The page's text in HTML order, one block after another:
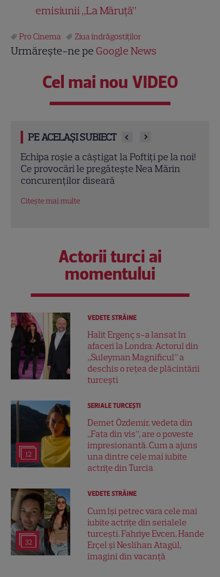
emisiunii „La Măruță”
Pro Cinema Ziua îndrăgostiţilor
Urmărește-ne pe Google News
Cel mai nou VIDEO
PE ACELAȘI SUBIECT
Echipa roșie a câștigat la Poftiți pe la noi!
Ce provocări le pregătește Nea Mărin
concurenților diseară
Citește mai multe
Actorii turci ai
momentului
VEDETE STRĂINE
Halit Ergenç s-a lansat în
afaceri la Londra: Actorul din
„Suleyman Magnificul” a
deschis o rețea de plăcintării
turcești
12
SERIALE TURCEŞTI
Demet Özdemir, vedeta din
„Fata din vis”, are o poveste
impresionantă. Cum a ajuns
una dintre cele mai iubite
actrițe din Turcia
32
VEDETE STRĂINE
Cum își petrec vara cele mai
iubite actrițe din serialele
turcești. Fahriye Evcen, Hande
Erçel și Neslihan Atagül,
imagini din vacanță